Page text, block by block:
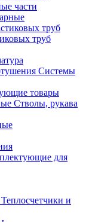
части
труб
Системы
товары
Стволы, рукава
для
Теплосчетчики и